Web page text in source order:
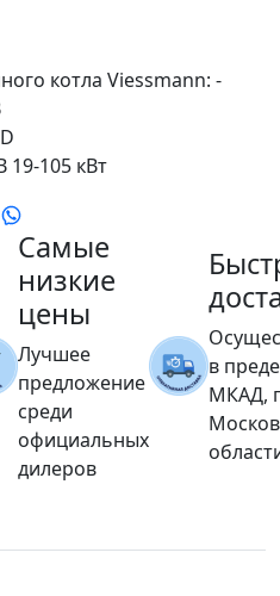
котла Viessmann: -
19-105 кВт
Самые
низкие
цены
Лучшее
предложение
среди
официальных
дилеров
в
МКАД,